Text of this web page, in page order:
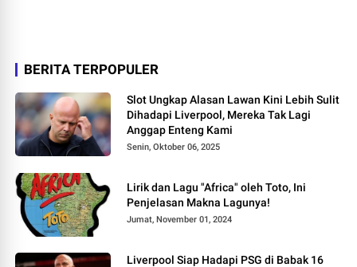
BERITA TERPOPULER
Slot Ungkap Alasan Lawan Kini Lebih Sulit
Dihadapi Liverpool, Mereka Tak Lagi
Anggap Enteng Kami
Senin, Oktober 06, 2025
Lirik dan Lagu "Africa" oleh Toto, Ini
Penjelasan Makna Lagunya!
Jumat, November 01, 2024
Liverpool Siap Hadapi PSG di Babak 16